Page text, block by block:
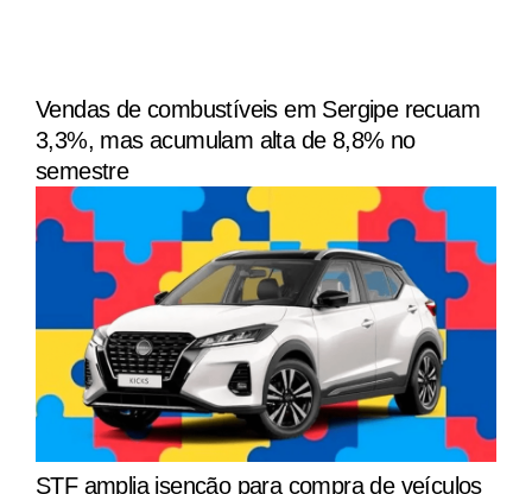
Vendas de combustíveis em Sergipe recuam
3,3%, mas acumulam alta de 8,8% no
semestre
STF amplia isenção para compra de veículos